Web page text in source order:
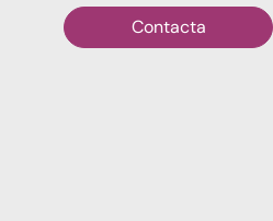
Contacta